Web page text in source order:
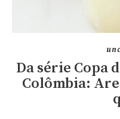
Da série Copa
Colômbia: